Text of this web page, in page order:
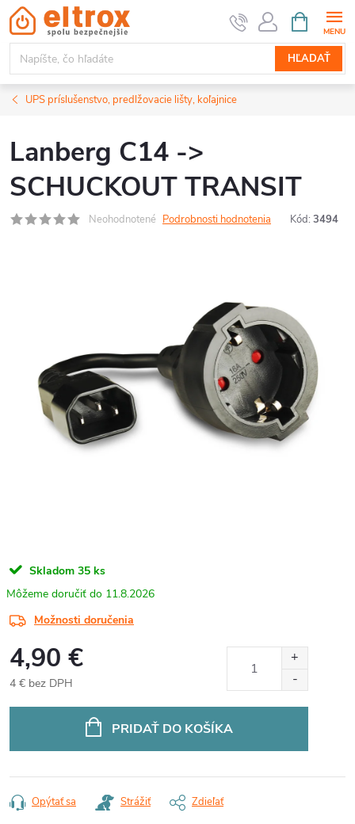
Prejsť
na
obsah
HĽADAŤ
KOŠÍK
UPS príslušenstvo, predlžovacie lišty, koľajnice
Lanberg C14 ->
SCHUCKOUT TRANSIT
Neohodnotené Podrobnosti hodnotenia Kód: 3494
Skladom 35 ks
11.8.2026
Možnosti doručenia
4,90 €
4 € bez DPH
PRIDAŤ DO KOŠÍKA
Opýtať sa Strážiť Zdieľať